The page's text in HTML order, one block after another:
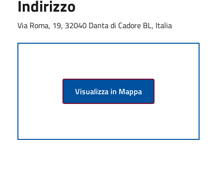
Indirizzo
Via Roma, 19, 32040 Danta di Cadore BL, Italia
Visualizza in Mappa